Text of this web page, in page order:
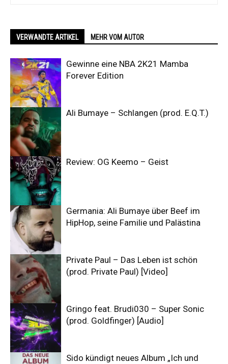
VERWANDTE ARTIKEL MEHR VOM AUTOR
Gewinne eine NBA 2K21 Mamba
Forever Edition
Ali Bumaye – Schlangen (prod. E.Q.T.)
Review: OG Keemo – Geist
Germania: Ali Bumaye über Beef im
HipHop, seine Familie und Palästina
Private Paul – Das Leben ist schön
(prod. Private Paul) [Video]
Gringo feat. Brudi030 – Super Sonic
(prod. Goldfinger) [Audio]
Sido kündigt neues Album „Ich und